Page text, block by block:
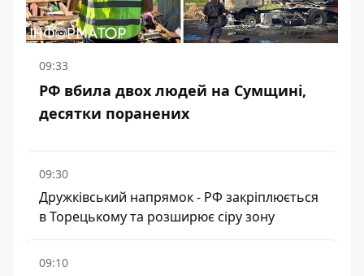
09:33
РФ вбила двох людей на Сумщині,
десятки поранених
09:30
Дружківський напрямок - РФ закріплюється
в Торецькому та розширює сіру зону
09:10